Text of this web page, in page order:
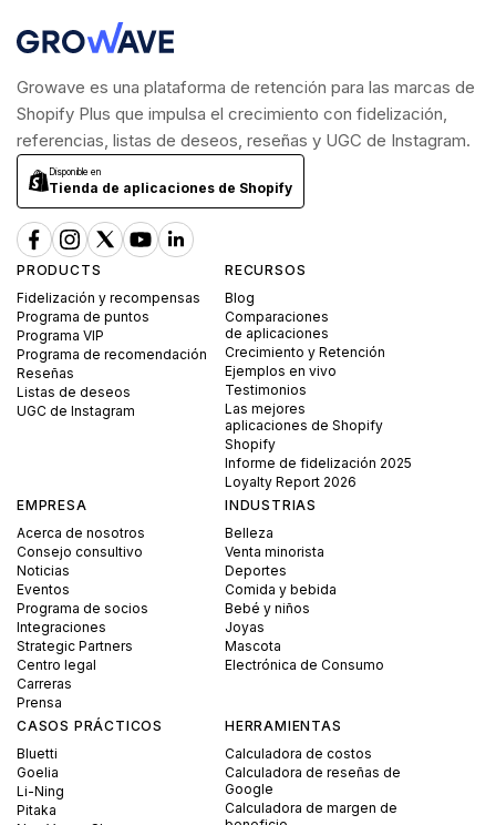
Growave es una plataforma de retención para las marcas de
Shopify Plus que impulsa el crecimiento con fidelización,
referencias, listas de deseos, reseñas y UGC de Instagram.
Disponible en
Tienda de aplicaciones de Shopify
PRODUCTS
Fidelización y recompensas
Programa de puntos
Programa VIP
Programa de recomendación
Reseñas
Listas de deseos
UGC de Instagram
RECURSOS
Blog
Comparaciones
de aplicaciones
Crecimiento y Retención
Ejemplos en vivo
Testimonios
Las mejores
aplicaciones de Shopify
Shopify
Informe de fidelización 2025
Loyalty Report 2026
EMPRESA
Acerca de nosotros
Consejo consultivo
Noticias
Eventos
Programa de socios
Integraciones
Strategic Partners
Centro legal
Carreras
Prensa
INDUSTRIAS
Belleza
Venta minorista
Deportes
Comida y bebida
Bebé y niños
Joyas
Mascota
Electrónica de Consumo
CASOS PRÁCTICOS
Bluetti
Goelia
Li-Ning
Pitaka
HERRAMIENTAS
Calculadora de costos
Calculadora de reseñas de
Google
Calculadora de margen de